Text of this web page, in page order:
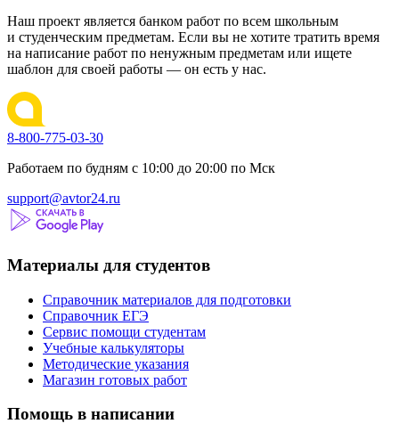
Наш проект является банком работ по всем школьным
и студенческим предметам. Если вы не хотите тратить время
на написание работ по ненужным предметам или ищете
шаблон для своей работы — он есть у нас.
8-800-775-03-30
Работаем по будням с 10:00 до 20:00 по Мск
support@avtor24.ru
Материалы для студентов
Справочник материалов для подготовки
Справочник ЕГЭ
Сервис помощи студентам
Учебные калькуляторы
Методические указания
Магазин готовых работ
Помощь в написании